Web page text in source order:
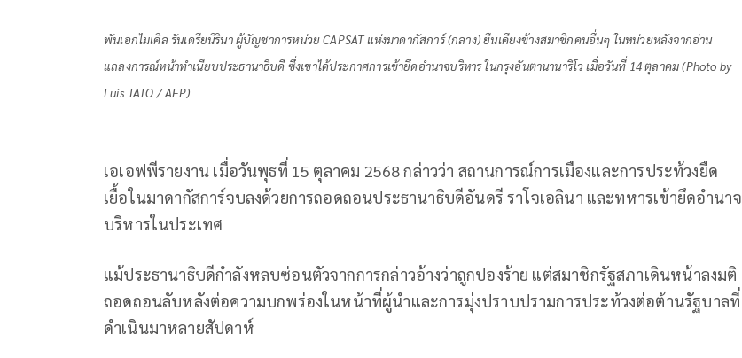
พันเอกไมเคิล รันเดรียนิรินา ผู้บัญชาการหน่วย CAPSAT แห่งมาดากัสการ์ (กลาง) ยืนเคียงข้างสมาชิกคนอื่นๆ ในหน่วยหลังจากอ่าน
แถลงการณ์หน้าทำเนียบประธานาธิบดี ซึ่งเขาได้ประกาศการเข้ายึดอำนาจบริหาร ในกรุงอันตานานาริโว เมื่อวันที่ 14 ตุลาคม (Photo by
Luis TATO / AFP)
เอเอฟพีรายงาน เมื่อวันพุธที่ 15 ตุลาคม 2568 กล่าวว่า สถานการณ์การเมืองและการประท้วงยืด
เยื้อในมาดากัสการ์จบลงด้วยการถอดถอนประธานาธิบดีอันดรี ราโจเอลินา และทหารเข้ายึดอำนาจ
บริหารในประเทศ
แม้ประธานาธิบดีกำลังหลบซ่อนตัวจากการกล่าวอ้างว่าถูกปองร้าย แต่สมาชิกรัฐสภาเดินหน้าลงมติ
ถอดถอนลับหลังต่อความบกพร่องในหน้าที่ผู้นำและการมุ่งปราบปรามการประท้วงต่อต้านรัฐบาลที่
ดำเนินมาหลายสัปดาห์